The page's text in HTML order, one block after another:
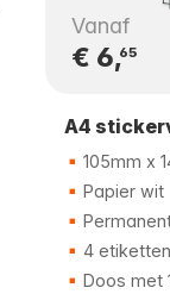
Vanaf
€ 6,65
A4
105mm x
Papier wit
4
Doos met